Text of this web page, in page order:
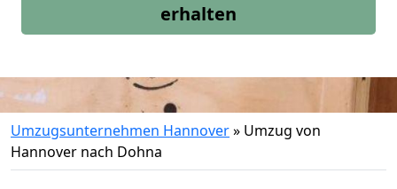
erhalten
Umzugsunternehmen Hannover» Umzug von
Hannover nach Dohna